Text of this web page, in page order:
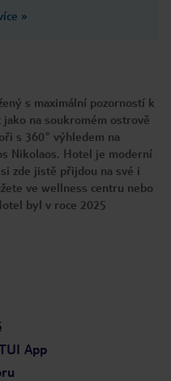
»
s maximální pozorností k
na soukromém ostrově
s 360° výhledem na
Nikolaos. Hotel je moderní
zde jistě přijdou na své i
ve wellness centru nebo
byl v roce 2025
App